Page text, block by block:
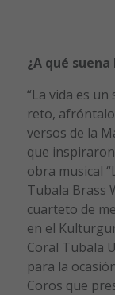
¿A qué suena
“La vida es
reto,
versos de la
que
obra musical
Tubala Brass
cuarteto de
en el
Coral Tubala
para la
Coros que